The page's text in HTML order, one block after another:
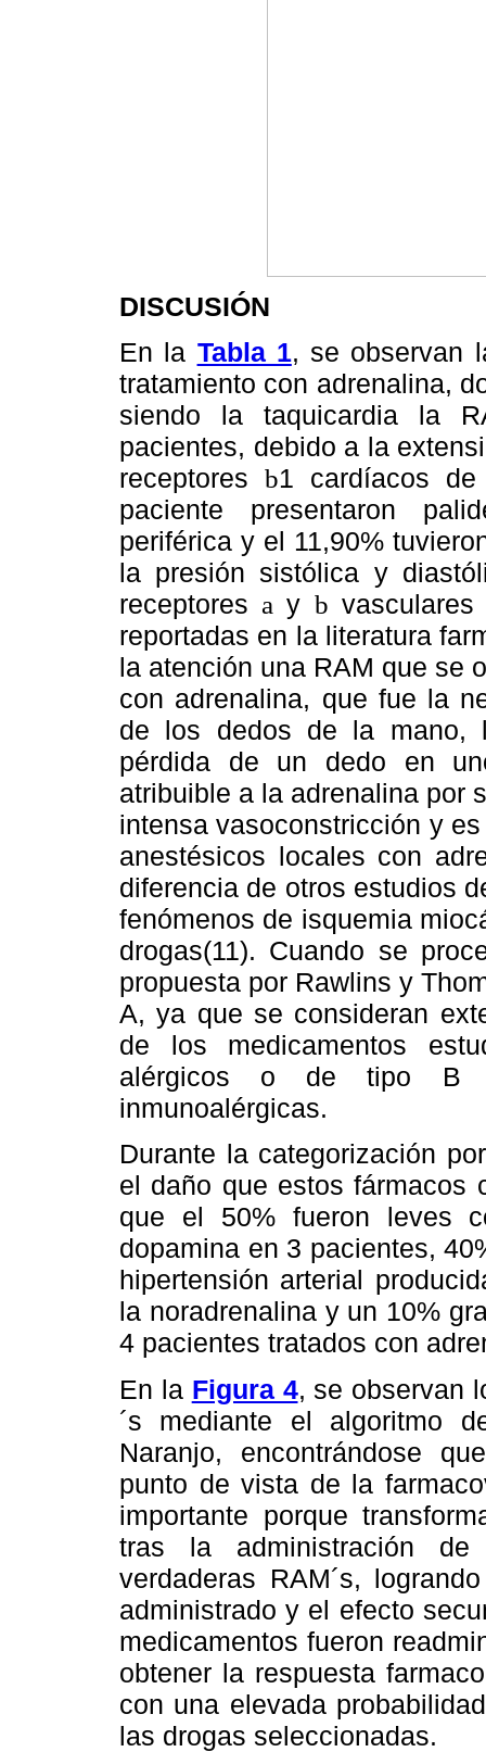
DISCUSIÓN
En la Tabla 1, se observan
tratamiento con adrenalina,
siendo la taquicardia la
pacientes, debido a la
receptores b1 cardíacos
paciente presentaron
periférica y el 11,90%
la presión sistólica y
receptores a y b
reportadas en la literatura
la atención una RAM que se
con adrenalina, que fue la
de los dedos de la mano,
pérdida de un dedo en
atribuible a la adrenalina por
intensa vasoconstricción y
anestésicos locales con
diferencia de otros estudios
fenómenos de isquemia
drogas(11). Cuando se
propuesta por Rawlins y
A, ya que se consideran
de los medicamentos
alérgicos o de tipo B
inmunoalérgicas.
Durante la categorización
el daño que estos fármacos
que el 50% fueron leves
dopamina en 3 pacientes,
hipertensión arterial
la noradrenalina y un 10%
4 pacientes tratados con
En la Figura 4, se observan
´s mediante el algoritmo
Naranjo, encontrándose
punto de vista de la
importante porque
tras la administración de
verdaderas RAM´s,
administrado y el efecto
medicamentos fueron
obtener la respuesta
con una elevada
las drogas seleccionadas.